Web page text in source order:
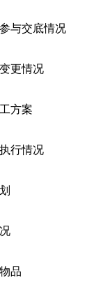
与交底情况
更情况
方案
行情况
品